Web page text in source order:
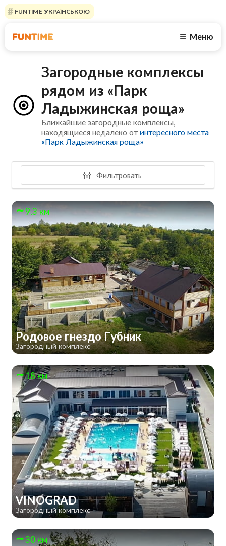
FUNTIME УКРАЇНСЬКОЮ
☰ Меню
Загородные комплексы
рядом из «Парк
Ладыжинская роща»
Ближайшие загородные комплексы,
находящиеся недалеко отинтересного места
«Парк Ладыжинская роща»
Фильтровать
9.3 км
Родовое гнездо Губник
Загородный комплекс
18 км
VINOGRAD
Загородный комплекс
30 км